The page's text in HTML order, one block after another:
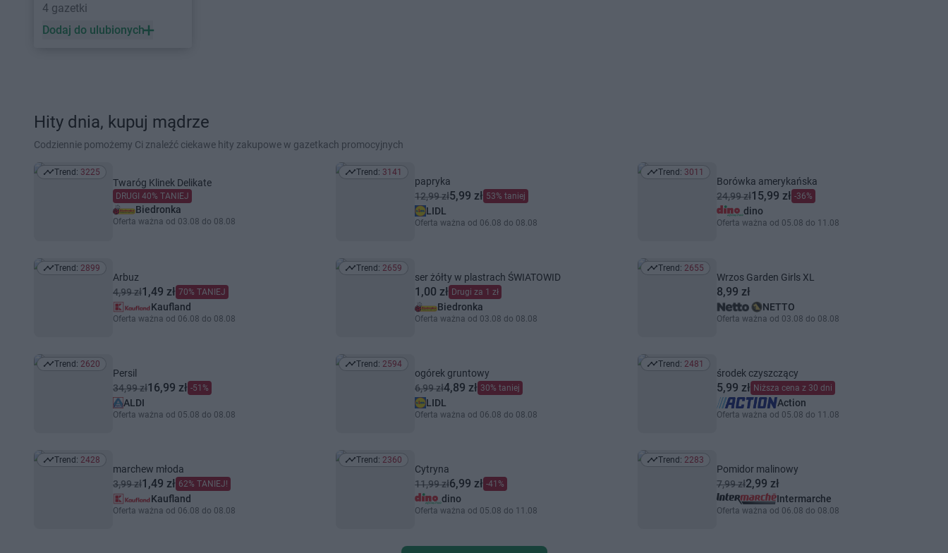
4 gazetki
Dodaj do ulubionych
Hity dnia, kupuj mądrze
Codziennie pomożemy Ci znaleźć ciekawe hity zakupowe w gazetkach promocyjnych
Trend: 3225
Trend: 3225
Twaróg Klinek Delikate
DRUGI 40% TANIEJ
Biedronka
Oferta ważna od 03.08 do 08.08
Trend: 3141
Trend: 3141
papryka
12,99 zł5,99 zł 53% taniej
LIDL
Oferta ważna od 06.08 do 08.08
Trend: 3011
Trend: 3011
Borówka amerykańska
24,99 zł15,99 zł -36%
dino
Oferta ważna od 05.08 do 11.08
Trend: 2899
Trend: 2899
Arbuz
4,99 zł1,49 zł 70% TANIEJ
Kaufland
Oferta ważna od 06.08 do 08.08
Trend: 2659
Trend: 2659
ser żółty w plastrach ŚWIATOWID
1,00 zł Drugi za 1 zł
Biedronka
Oferta ważna od 03.08 do 08.08
Trend: 2655
Trend: 2655
Wrzos Garden Girls XL
8,99 zł
NETTO
Oferta ważna od 03.08 do 08.08
Trend: 2620
Trend: 2620
Persil
34,99 zł16,99 zł -51%
ALDI
Oferta ważna od 05.08 do 08.08
Trend: 2594
Trend: 2594
ogórek gruntowy
6,99 zł4,89 zł 30% taniej
LIDL
Oferta ważna od 06.08 do 08.08
Trend: 2481
Trend: 2481
środek czyszczący
5,99 zł Niższa cena z 30 dni
Action
Oferta ważna od 05.08 do 11.08
Trend: 2428
Trend: 2428
marchew młoda
3,99 zł1,49 zł 62% TANIEJ!
Kaufland
Oferta ważna od 06.08 do 08.08
Trend: 2360
Trend: 2360
Cytryna
11,99 zł6,99 zł -41%
dino
Oferta ważna od 05.08 do 11.08
Trend: 2283
Trend: 2283
Pomidor malinowy
7,99 zł2,99 zł
Intermarche
Oferta ważna od 06.08 do 08.08